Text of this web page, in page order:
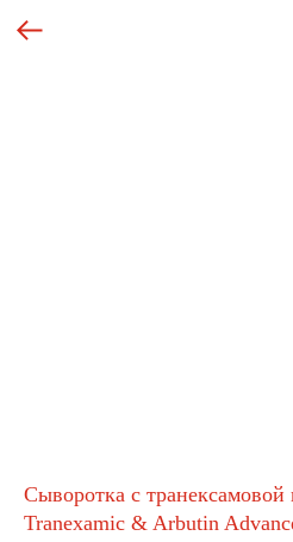
Сыворотка с
Tranexamic & Arbutin